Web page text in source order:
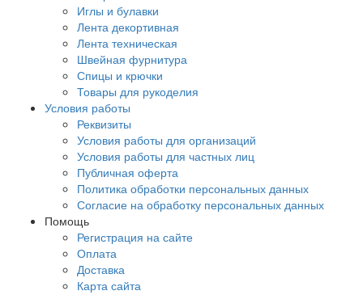
Иглы и булавки
Лента декортивная
Лента техническая
Швейная фурнитура
Спицы и крючки
Товары для рукоделия
Условия работы
Реквизиты
Условия работы для организаций
Условия работы для частных лиц
Публичная оферта
Политика обработки персональных данных
Согласие на обработку персональных данных
Помощь
Регистрация на сайте
Оплата
Доставка
Карта сайта